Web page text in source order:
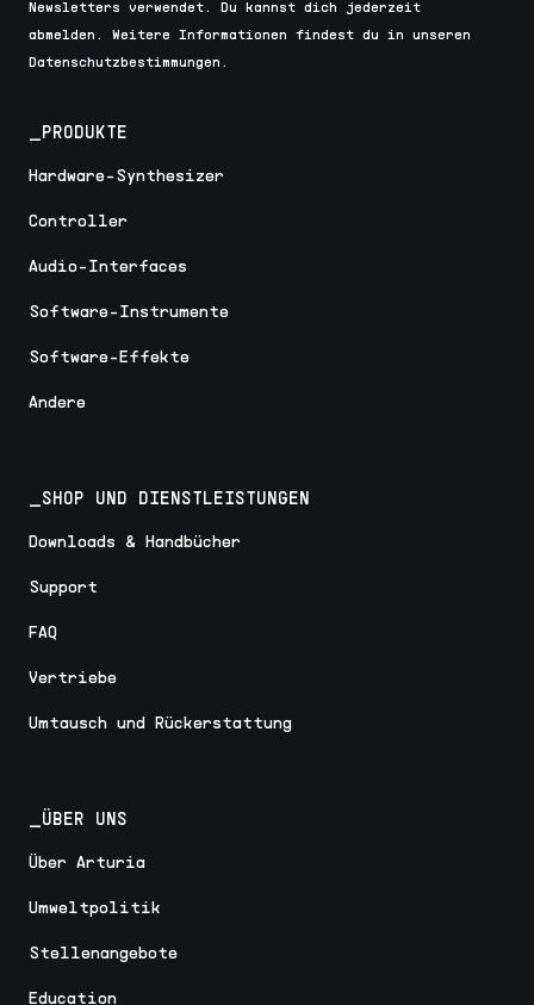
Newsletters verwendet. Du kannst dich jederzeit
abmelden. Weitere Informationen findest du in unseren
Datenschutzbestimmungen.
_PRODUKTE
Hardware-Synthesizer
Controller
Audio-Interfaces
Software-Instrumente
Software-Effekte
Andere
_SHOP UND DIENSTLEISTUNGEN
Downloads & Handbücher
Support
FAQ
Vertriebe
Umtausch und Rückerstattung
_ÜBER UNS
Über Arturia
Umweltpolitik
Stellenangebote
Education